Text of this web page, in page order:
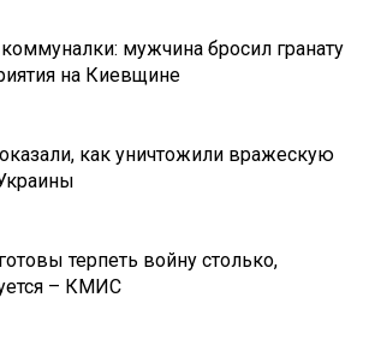
мужчина бросил гранату
на Киевщине
как уничтожили вражескую
терпеть войну столько,
– КМИС